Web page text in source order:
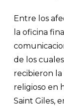
Entre los
la oficina
de los
recibieron la
religioso en
Saint Giles,